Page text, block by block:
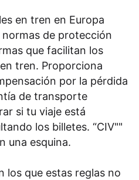
en tren en Europa
de protección
que facilitan los
tren. Proporciona
por la pérdida
de transporte
si tu viaje está
los billetes. “CIV""
una esquina.
los que estas reglas no